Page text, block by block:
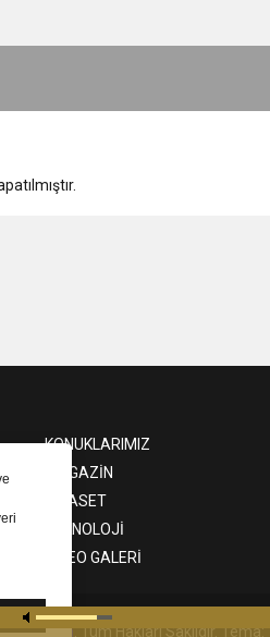
KONUKLARIMIZ
MAGAZİN
SİYASET
TEKNOLOJİ
VIDEO GALERİ
Zeugma. Tüm Hakları Saklıdır. Tema: